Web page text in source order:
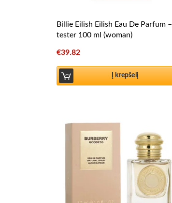
Billie Eilish Eilish Eau De Parfum –
tester 100 ml (woman)
€39.82
Į krepšelį